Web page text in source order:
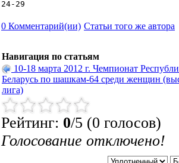
0 Комментарий(ии) Статьи того же автора
Навигация по статьям
10-18 марта 2012 г. Чемпионат
Беларусь по шашкам-64 среди женщин
лига)
Рейтинг: 0/5 (0 голосов)
Голосование отключено!